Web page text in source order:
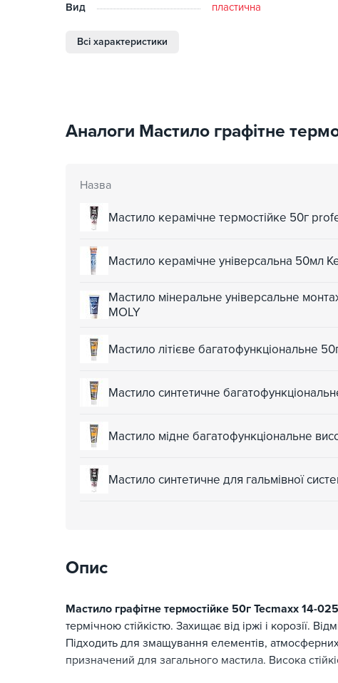
Вид
пластична
Всі характеристики
Аналоги Мастило графітне
Назва
Мастило керамічне термостійке 50г
Мастило керамічне універсальна 50мл
Мастило мінеральне універсальне
MOLY
Мастило літієве багатофункціональне
Мастило синтетичне
Мастило мідне багатофункціональне
Мастило синтетичне для гальмівної
Опис
Мастило графітне термостійке 50г Tecmaxx 14-025
термічною стійкістю. Захищає від іржі і корозії.
Підходить для змащування елементів,
призначений для загального мастила. Висока